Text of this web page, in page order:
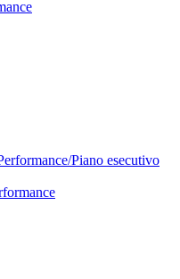
Piano esecutivo